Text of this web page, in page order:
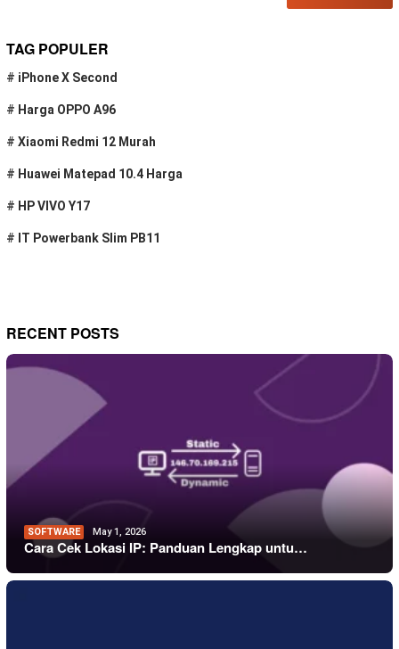
TAG POPULER
# iPhone X Second
# Harga OPPO A96
# Xiaomi Redmi 12 Murah
# Huawei Matepad 10.4 Harga
# HP VIVO Y17
# IT Powerbank Slim PB11
RECENT POSTS
SOFTWARE May 1, 2026
Cara Cek Lokasi IP: Panduan Lengkap untu…